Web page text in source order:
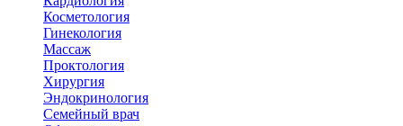
Косметология
Гинекология
Массаж
Проктология
Хирургия
Эндокринология
Семейный врач